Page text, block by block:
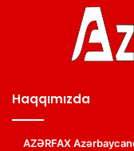
Haqqımızda
AZƏRFAX